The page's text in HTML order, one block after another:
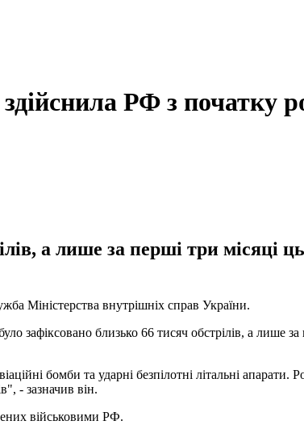
РФ з початку
а лише за перші три місяці
Міністерства внутрішніх справ України.
зафіксовано близько 66 тисяч обстрілів, а лише
бомби та ударні безпілотні літальні апарати.
- зазначив він.
військовими РФ.